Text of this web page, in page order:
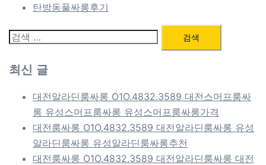
탄방동풀싸롱후기
검
최신 글
대전알라딘룸싸롱 O1O.4832.3589 대전스머프룸싸
롱 유성스머프룸싸롱 유성스머프룸싸롱가격
대전룸싸롱 O1O.4832.3589 대전알라딘룸싸롱 유성
알라딘룸싸롱 유성알라딘룸싸롱추천
대전룸싸롱 O1O.4832.3589 대전알라딘룸싸롱 대전